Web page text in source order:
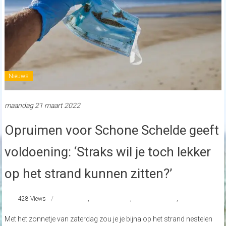
Nieuws
maandag 21 maart 2022
Opruimen voor Schone Schelde geeft
voldoening: ‘Straks wil je toch lekker
op het strand kunnen zitten?’
428 Views , , ,
Met het zonnetje van zaterdag zou je je bijna op het strand nestelen